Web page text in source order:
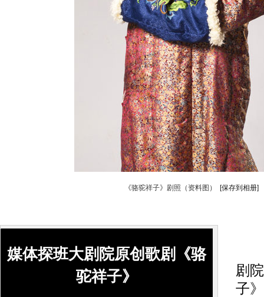
《骆驼祥子》剧照（资料图） [保存到相册]
媒体探班大剧院原创歌剧《骆
驼祥子》
剧
子